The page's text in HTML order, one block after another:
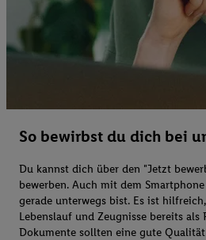
So bewirbst du dich bei
Du kannst dich über den "Jetzt
bewerben. Auch mit dem
gerade unterwegs bist. Es ist
Lebenslauf und Zeugnisse bereits als
Dokumente sollten eine gute